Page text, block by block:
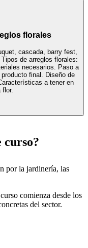
florales
cascada, barry fest,
de arreglos florales:
necesarios. Paso a
final. Diseño de
a tener en
flor.
curso?
por la jardinería, las
comienza desde los
del sector.